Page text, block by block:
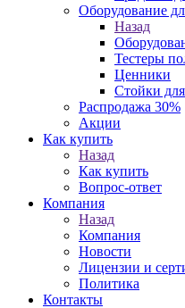
Оборудование
Назад
Тестеры
Ценники
Стойки
Распродажа 30%
Акции
Как купить
Назад
Как купить
Вопрос-ответ
Компания
Назад
Компания
Новости
Лицензии и
Политика
Контакты